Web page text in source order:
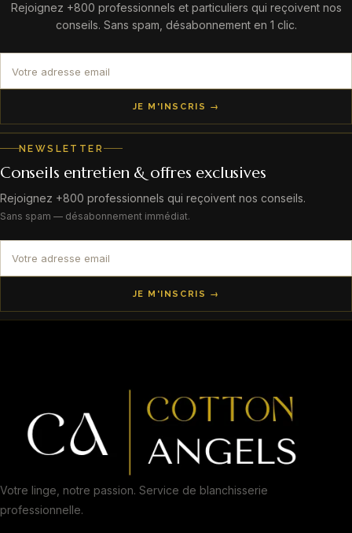
Rejoignez +800 professionnels et particuliers qui reçoivent nos
conseils. Sans spam, désabonnement en 1 clic.
JE M'INSCRIS →
NEWSLETTER
Conseils entretien & offres exclusives
Rejoignez +800 professionnels qui reçoivent nos conseils.
Sans spam — désabonnement immédiat.
JE M'INSCRIS →
Votre linge, notre passion. Service de blanchisserie
professionnelle.